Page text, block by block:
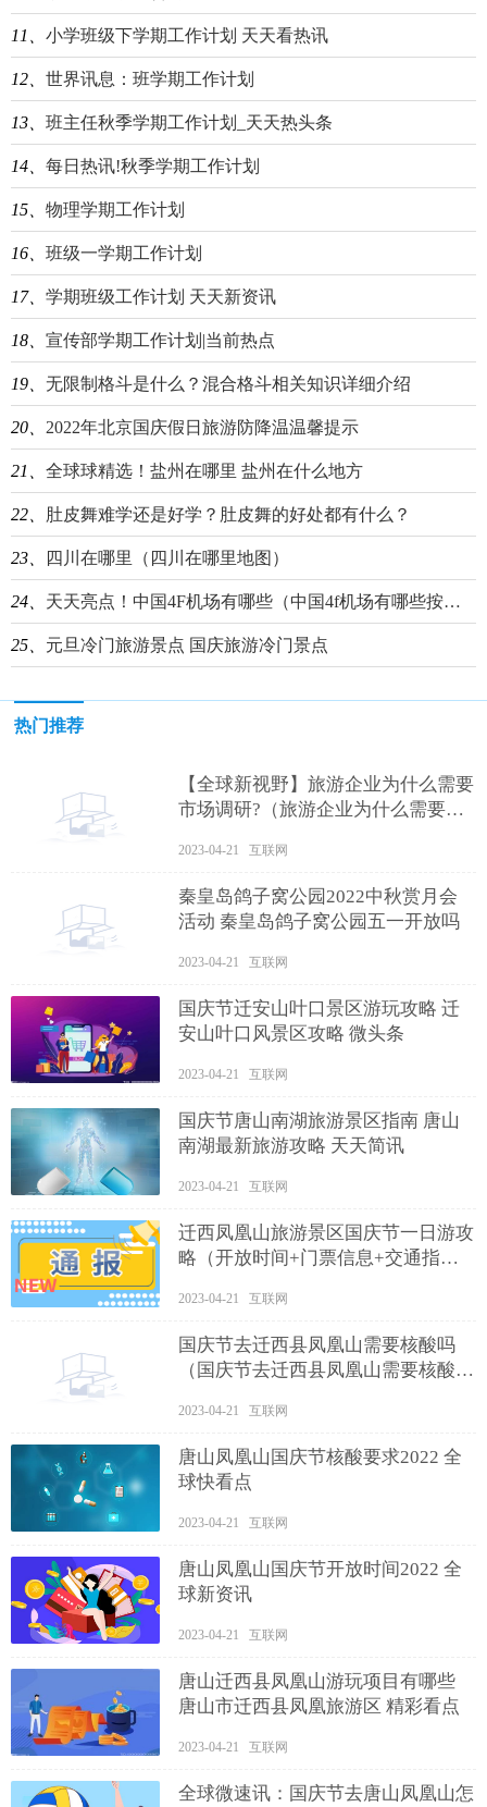
11、 小学班级下学期工作计划 天天看热讯
12、 世界讯息：班学期工作计划
13、 班主任秋季学期工作计划_天天热头条
14、 每日热讯!秋季学期工作计划
15、 物理学期工作计划
16、 班级一学期工作计划
17、 学期班级工作计划 天天新资讯
18、 宣传部学期工作计划|当前热点
19、 无限制格斗是什么？混合格斗相关知识详细介绍
20、 2022年北京国庆假日旅游防降温温馨提示
21、 全球球精选！盐州在哪里 盐州在什么地方
22、 肚皮舞难学还是好学？肚皮舞的好处都有什么？
23、 四川在哪里（四川在哪里地图）
24、 天天亮点！中国4F机场有哪些（中国4f机场有哪些按时间顺序）
25、 元旦冷门旅游景点 国庆旅游冷门景点
热门推荐
【全球新视野】旅游企业为什么需要
市场调研?（旅游企业为什么需要进
2023-04-21 互联网
秦皇岛鸽子窝公园2022中秋赏月会
活动 秦皇岛鸽子窝公园五一开放吗
2023-04-21 互联网
国庆节迁安山叶口景区游玩攻略 迁
安山叶口风景区攻略 微头条
2023-04-21 互联网
国庆节唐山南湖旅游景区指南 唐山
南湖最新旅游攻略 天天简讯
2023-04-21 互联网
迁西凤凰山旅游景区国庆节一日游攻
略（开放时间+门票信息+交通指
2023-04-21 互联网
国庆节去迁西县凤凰山需要核酸吗
（国庆节去迁西县凤凰山需要核酸吗
2023-04-21 互联网
唐山凤凰山国庆节核酸要求2022 全
球快看点
2023-04-21 互联网
唐山凤凰山国庆节开放时间2022 全
球新资讯
2023-04-21 互联网
唐山迁西县凤凰山游玩项目有哪些
唐山市迁西县凤凰旅游区 精彩看点
2023-04-21 互联网
全球微速讯：国庆节去唐山凤凰山怎